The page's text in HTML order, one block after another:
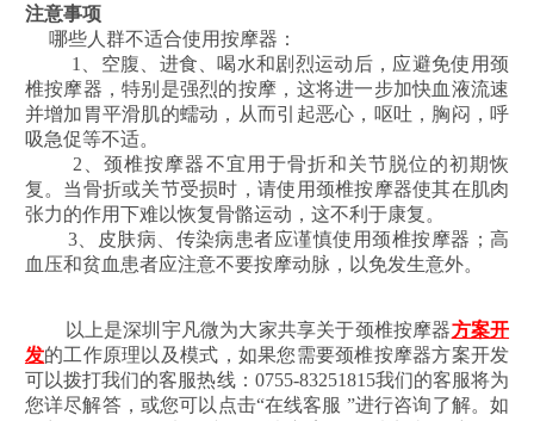
注意事项
哪些人群不适合使用按摩器：
1、空腹、进食、喝水和剧烈运动后，应避免使用颈
椎按摩器，特别是强烈的按摩，这将进一步加快血液流速
并增加胃平滑肌的蠕动，从而引起恶心，呕吐，胸闷，呼
吸急促等不适。
2、颈椎按摩器不宜用于骨折和关节脱位的初期恢
复。当骨折或关节受损时，请使用颈椎按摩器使其在肌肉
张力的作用下难以恢复骨骼运动，这不利于康复。
3、皮肤病、传染病患者应谨慎使用颈椎按摩器；高
血压和贫血患者应注意不要按摩动脉，以免发生意外。
以上是深圳宇凡微为大家共享关于颈椎按摩器方案开
发的工作原理以及模式，如果您需要颈椎按摩器方案开发
可以拨打我们的客服热线：0755-83251815我们的客服将为
您详尽解答，或您可以点击“在线客服 ”进行咨询了解。如